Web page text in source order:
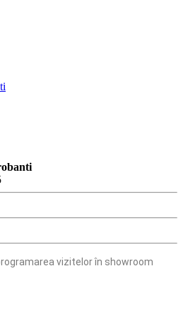
vizitelor în showroom